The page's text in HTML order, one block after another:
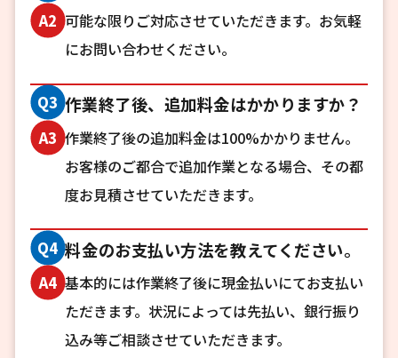
A2 可能な限りご対応させていただきます。お気軽
にお問い合わせください。
Q3 作業終了後、追加料金はかかりますか？
A3 作業終了後の追加料金は100%かかりません。
お客様のご都合で追加作業となる場合、その都
度お見積させていただきます。
Q4 料金のお支払い方法を教えてください。
A4 基本的には作業終了後に現金払いにてお支払い
ただきます。状況によっては先払い、銀行振り
込み等ご相談させていただきます。